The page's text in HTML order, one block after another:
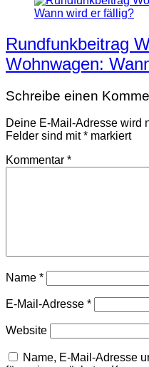
Rundfunkbeitrag
Wohnwagen:
Schreibe einen
Deine E-Mail-Adresse wird
Felder sind mit* markiert
Kommentar *
Name *
E-Mail-Adresse *
Website
Name, E-Mail-Adresse